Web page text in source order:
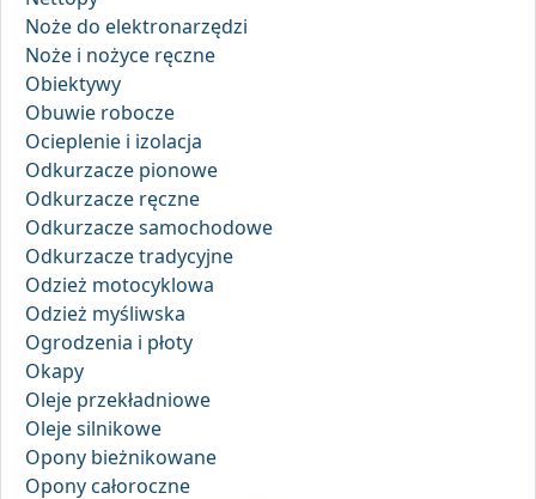
Noże do elektronarzędzi
Noże i nożyce ręczne
Obiektywy
Obuwie robocze
Ocieplenie i izolacja
Odkurzacze pionowe
Odkurzacze ręczne
Odkurzacze samochodowe
Odkurzacze tradycyjne
Odzież motocyklowa
Odzież myśliwska
Ogrodzenia i płoty
Okapy
Oleje przekładniowe
Oleje silnikowe
Opony bieżnikowane
Opony całoroczne